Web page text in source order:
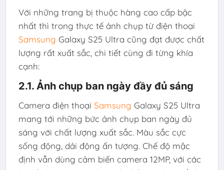
Với những trang bị thuộc hàng cao cấp bậc
nhất thì trong thực tế ảnh chụp từ điện thoại
Samsung Galaxy S25 Ultra cũng đạt được chất
lượng rất xuất sắc, chi tiết cùng đi từng khía
cạnh:
2.1. Ảnh chụp ban ngày đầy đủ sáng
Camera điện thoại Samsung Galaxy S25 Ultra
mang tới những bức ảnh chụp ban ngày đủ
sáng với chất lượng xuất sắc. Màu sắc cực
sống động, dải động ấn tượng. Chế độ mặc
định vẫn dùng cảm biến camera 12MP, với các